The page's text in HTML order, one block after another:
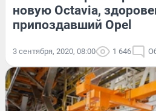
новую Octavia,
припоздавший Opel
3 сентября, 2020, 08:00 1 646